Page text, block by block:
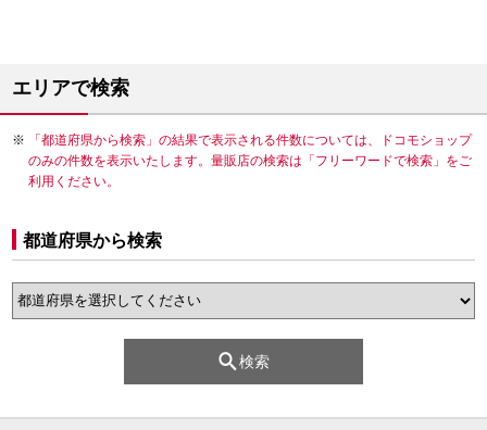
エリアで検索
「都道府県から検索」の結果で表示される件数については、ドコモショップ
のみの件数を表示いたします。量販店の検索は「フリーワードで検索」をご
利用ください。
都道府県から検索
検索